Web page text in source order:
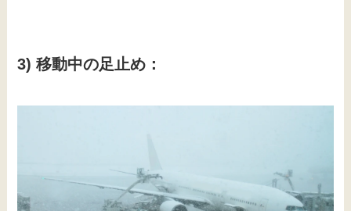
3) 移動中の足止め：